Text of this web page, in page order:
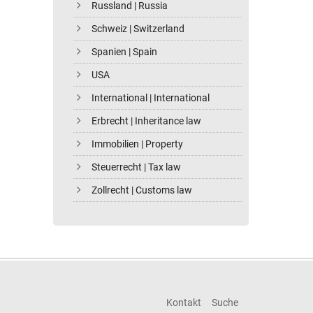
Russland | Russia
Schweiz | Switzerland
Spanien | Spain
USA
International | International
Erbrecht | Inheritance law
Immobilien | Property
Steuerrecht | Tax law
Zollrecht | Customs law
Kontakt Suche